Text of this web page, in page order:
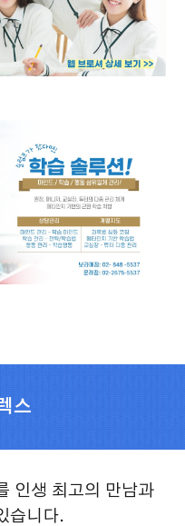
스
인생 최고의 만남과
습니다.